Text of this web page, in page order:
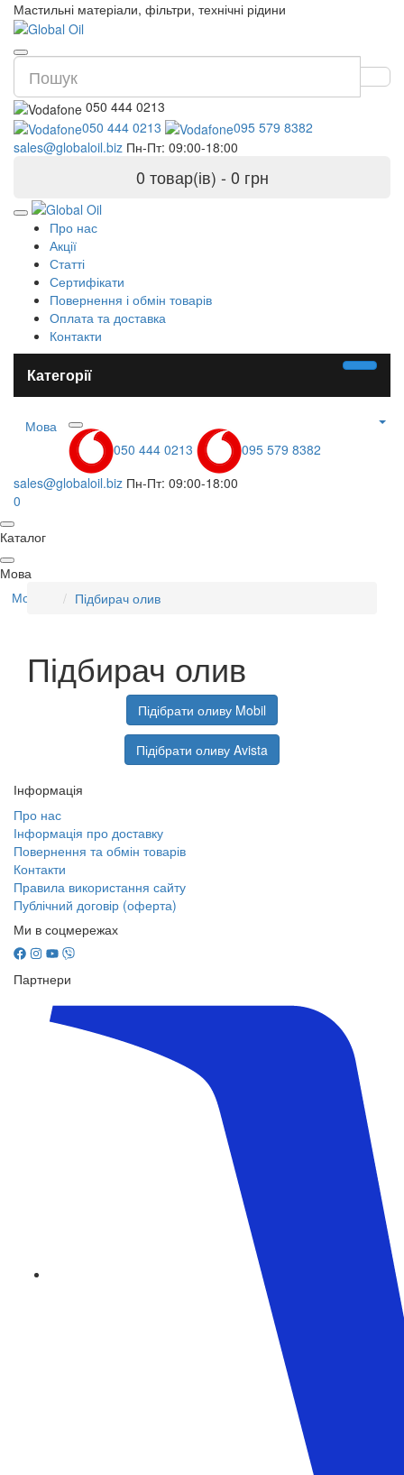
Мастильні матеріали, фільтри, технічні рідини
050 444 0213
050 444 0213
095 579 8382
sales@globaloil.biz Пн-Пт: 09:00-18:00
0 товар(ів) - 0 грн
Про нас
Акції
Статті
Сертифікати
Повернення і обмін товарів
Оплата та доставка
Контакти
Категорії
Мова
050 444 0213
095 579 8382
sales@globaloil.biz Пн-Пт: 09:00-18:00
0
Каталог
Мова
Мова
Підбирач олив
Підбирач олив
Підібрати оливу Mobil
Підібрати оливу Avista
Інформація
Про нас
Інформація про доставку
Повернення та обмін товарів
Контакти
Правила використання сайту
Публічний договір (оферта)
Ми в соцмережах
Партнери